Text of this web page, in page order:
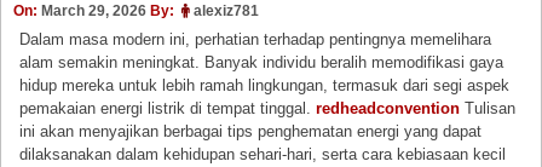
On: March 29, 2026 By: alexiz781
Dalam masa modern ini, perhatian terhadap pentingnya memelihara
alam semakin meningkat. Banyak individu beralih memodifikasi gaya
hidup mereka untuk lebih ramah lingkungan, termasuk dari segi aspek
pemakaian energi listrik di tempat tinggal.redheadconvention Tulisan
ini akan menyajikan berbagai tips penghematan energi yang dapat
dilaksanakan dalam kehidupan sehari-hari, serta cara kebiasaan kecil